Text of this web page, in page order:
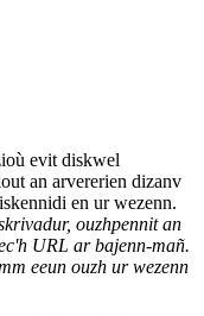
evit diskwel
an arvererien dizanv
en ur wezenn.
ouzhpennit an
URL ar bajenn-mañ.
eeun ouzh ur wezenn